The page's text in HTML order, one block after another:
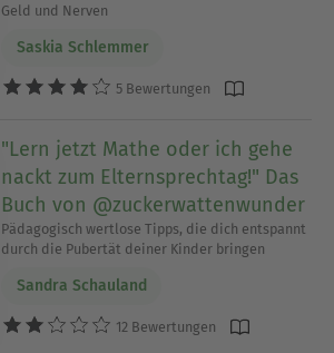
Geld und Nerven
Saskia Schlemmer
5 Bewertungen
"Lern jetzt Mathe oder ich gehe
nackt zum Elternsprechtag!" Das
Buch von @zuckerwattenwunder
Pädagogisch wertlose Tipps, die dich entspannt
durch die Pubertät deiner Kinder bringen
Sandra Schauland
12 Bewertungen